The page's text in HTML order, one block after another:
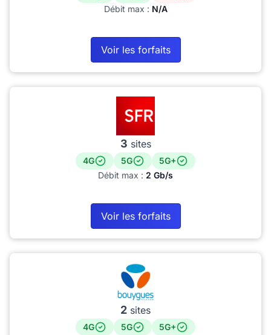
Débit max : N/A
Voir les forfaits
3 sites
4G 5G
5G+
Débit max : 2 Gb/s
Voir les forfaits
2 sites
4G 5G
5G+